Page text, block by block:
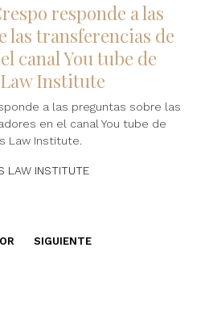
responde a las
las transferencias de
canal You tube de
Institute
a las preguntas sobre las
en el canal You tube de
Law Institute.
LAW INSTITUTE
SIGUIENTE